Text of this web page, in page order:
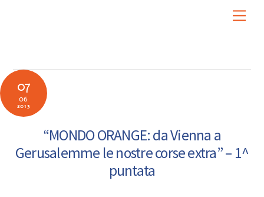
07
06
2013
“MONDO ORANGE: da Vienna a
Gerusalemme le nostre corse extra” – 1^
puntata